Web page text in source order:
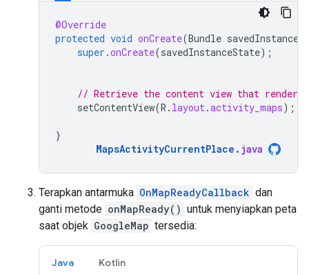
@Override
protected void onCreate(Bundle
super .onCreate(savedInstanceState);
// Retrieve the content view that renders
setContentView(R . layout .activity_maps);
}
MapsActivityCurrentPlace . java
Terapkan antarmuka OnMapReadyCallback dan
ganti metode onMapReady() untuk menyiapkan peta
saat objek GoogleMap tersedia:
Java Kotlin